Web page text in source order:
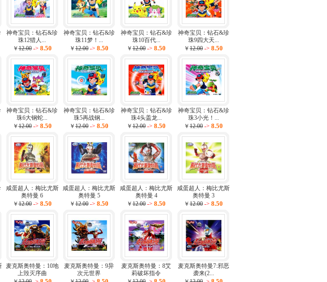
神奇宝贝：钻石&珍
珠12猎人...
￥12.00 -> 8.50
神奇宝贝：钻石&珍
珠11梦！...
￥ 12.00 -> 8.50
神奇宝贝：钻石&珍
珠10百代...
￥ 12.00 -> 8.50
神奇宝贝：钻石&珍
珠9四大天...
￥ 12.00 -> 8.50
神奇宝贝：钻石&珍
珠6大钢蛇...
￥12.00 -> 8.50
神奇宝贝：钻石&珍
珠5再战钢...
￥ 12.00 -> 8.50
神奇宝贝：钻石&珍
珠4头盖龙...
￥ 12.00 -> 8.50
神奇宝贝：钻石&珍
珠3小光！...
￥ 12.00 -> 8.50
咸蛋超人：梅比尤斯
奥特曼 6
￥12.00 -> 8.50
咸蛋超人：梅比尤斯
奥特曼 5
￥ 12.00 -> 8.50
咸蛋超人：梅比尤斯
奥特曼 4
￥ 12.00 -> 8.50
咸蛋超人：梅比尤斯
奥特曼 3
￥ 12.00 -> 8.50
麦克斯奥特曼：10地
上毁灭序曲
麦克斯奥特曼：9异
次元世界
麦克斯奥特曼：8艾
莉破坏指令
麦克斯奥特曼7:邪恶
袭来(2...